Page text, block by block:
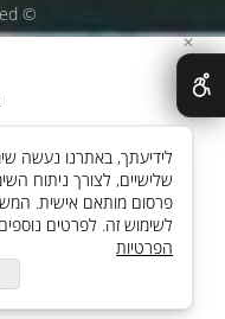
© All Rights Reserved
✕
שלישיים, לצורך ניתוח
פרסום מותאם אישית.
לשימוש זה. לפרטים נוספים
הפרטיות